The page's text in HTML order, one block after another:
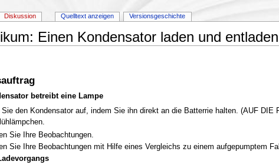
Einen Kondensator laden und entladen
betreibt eine Lampe
Sie den Kondensator auf, indem Sie ihn direkt an die Batterrie halten. (AUF
Sie Ihre Beobachtungen.
Sie Ihre Beobachtungen mit Hilfe eines Vergleichs zu einem aufgepumptem
Diskussion Quelltext anzeigen Versionsgeschichte